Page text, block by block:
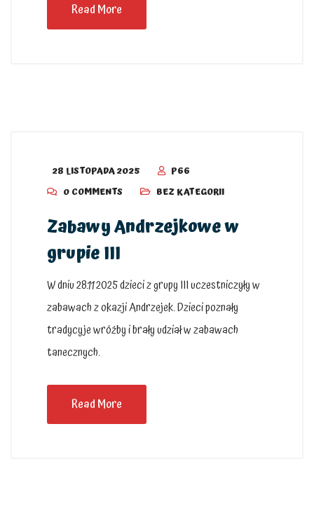
Read More
28 LISTOPADA 2025
P66
0 COMMENTS
BEZ KATEGORII
Zabawy Andrzejkowe w
grupie III
W dniu 28.11 2025 dzieci z grupy III uczestniczyły w
zabawach z okazji Andrzejek. Dzieci poznały
tradycyje wróżby i brały udział w zabawach
tanecznych.
Read More